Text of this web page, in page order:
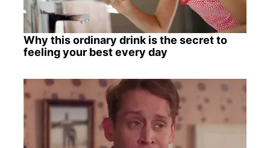
Why this ordinary drink is the secret to
feeling your best every day